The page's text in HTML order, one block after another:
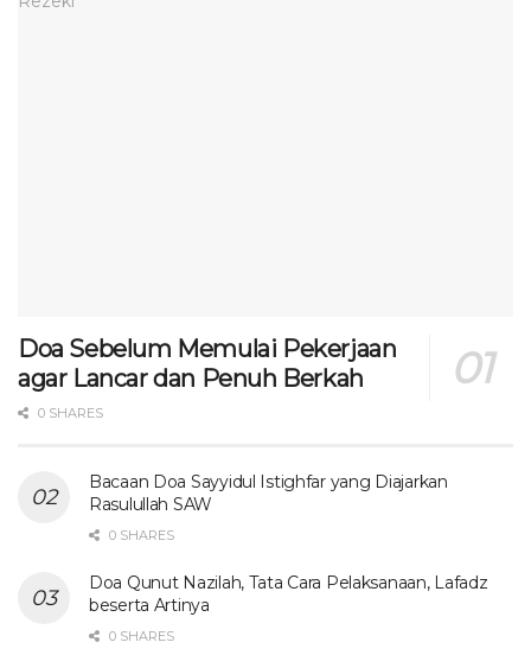
Doa Sebelum Memulai Pekerjaan
agar Lancar dan Penuh Berkah
0 SHARES
Bacaan Doa Sayyidul Istighfar yang Diajarkan
Rasulullah SAW
0 SHARES
Doa Qunut Nazilah, Tata Cara Pelaksanaan, Lafadz
beserta Artinya
0 SHARES